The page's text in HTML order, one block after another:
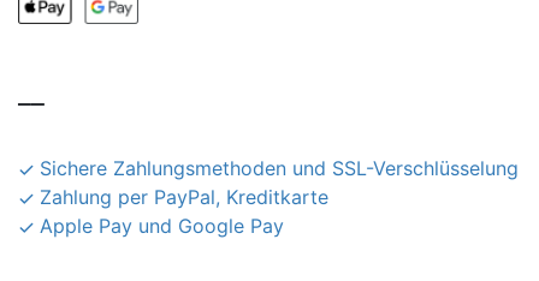
Sichere Zahlungsmethoden und SSL-Verschlüsselung
Zahlung per PayPal, Kreditkarte
Apple Pay und Google Pay